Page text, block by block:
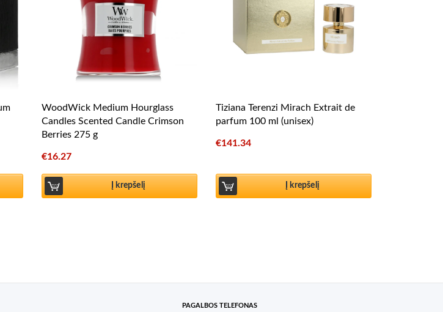
WoodWick Medium Hourglass
Candles Scented Candle Crimson
Berries 275 g
€16.27
Į krepšelį
Tiziana Terenzi Mirach Extrait de
parfum 100 ml (unisex)
€141.34
Į krepšelį
PAGALBOS TELEFONAS